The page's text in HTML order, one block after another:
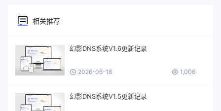
相关推荐
幻影DNS系统V1.6更新记录
2026-06-18 1,006
幻影DNS系统V1.5更新记录